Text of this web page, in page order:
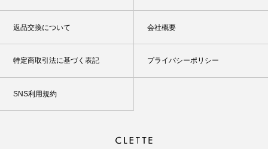
返品交換について 会社概要
特定商取引法に基づく表記 プライバシーポリシー
SNS利用規約